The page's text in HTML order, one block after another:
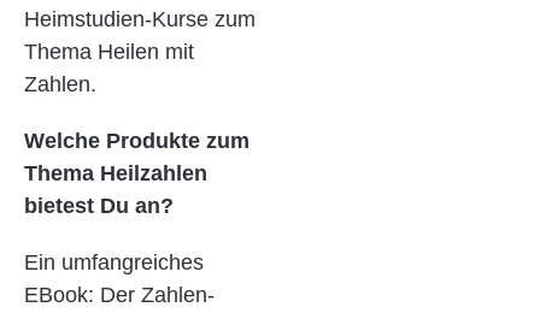
Heimstudien-Kurse zum
Thema Heilen mit
Zahlen.
Welche Produkte zum
Thema Heilzahlen
bietest Du an?
Ein umfangreiches
EBook: Der Zahlen-